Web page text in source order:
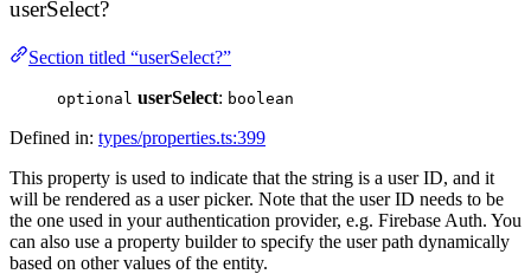
userSelect?
Section titled “userSelect?”
optional userSelect: boolean
Defined in: types/properties.ts:399
This property is used to indicate that the string is a user ID, and it
will be rendered as a user picker. Note that the user ID needs to be
the one used in your authentication provider, e.g. Firebase Auth. You
can also use a property builder to specify the user path dynamically
based on other values of the entity.